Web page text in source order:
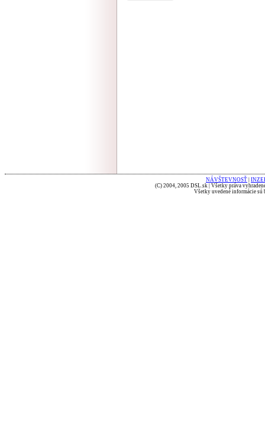
NÁVŠTEVNOSŤ
(C) 2004, 2005 DSL.sk | Všetky práva
Všetky uvedené informácie sú